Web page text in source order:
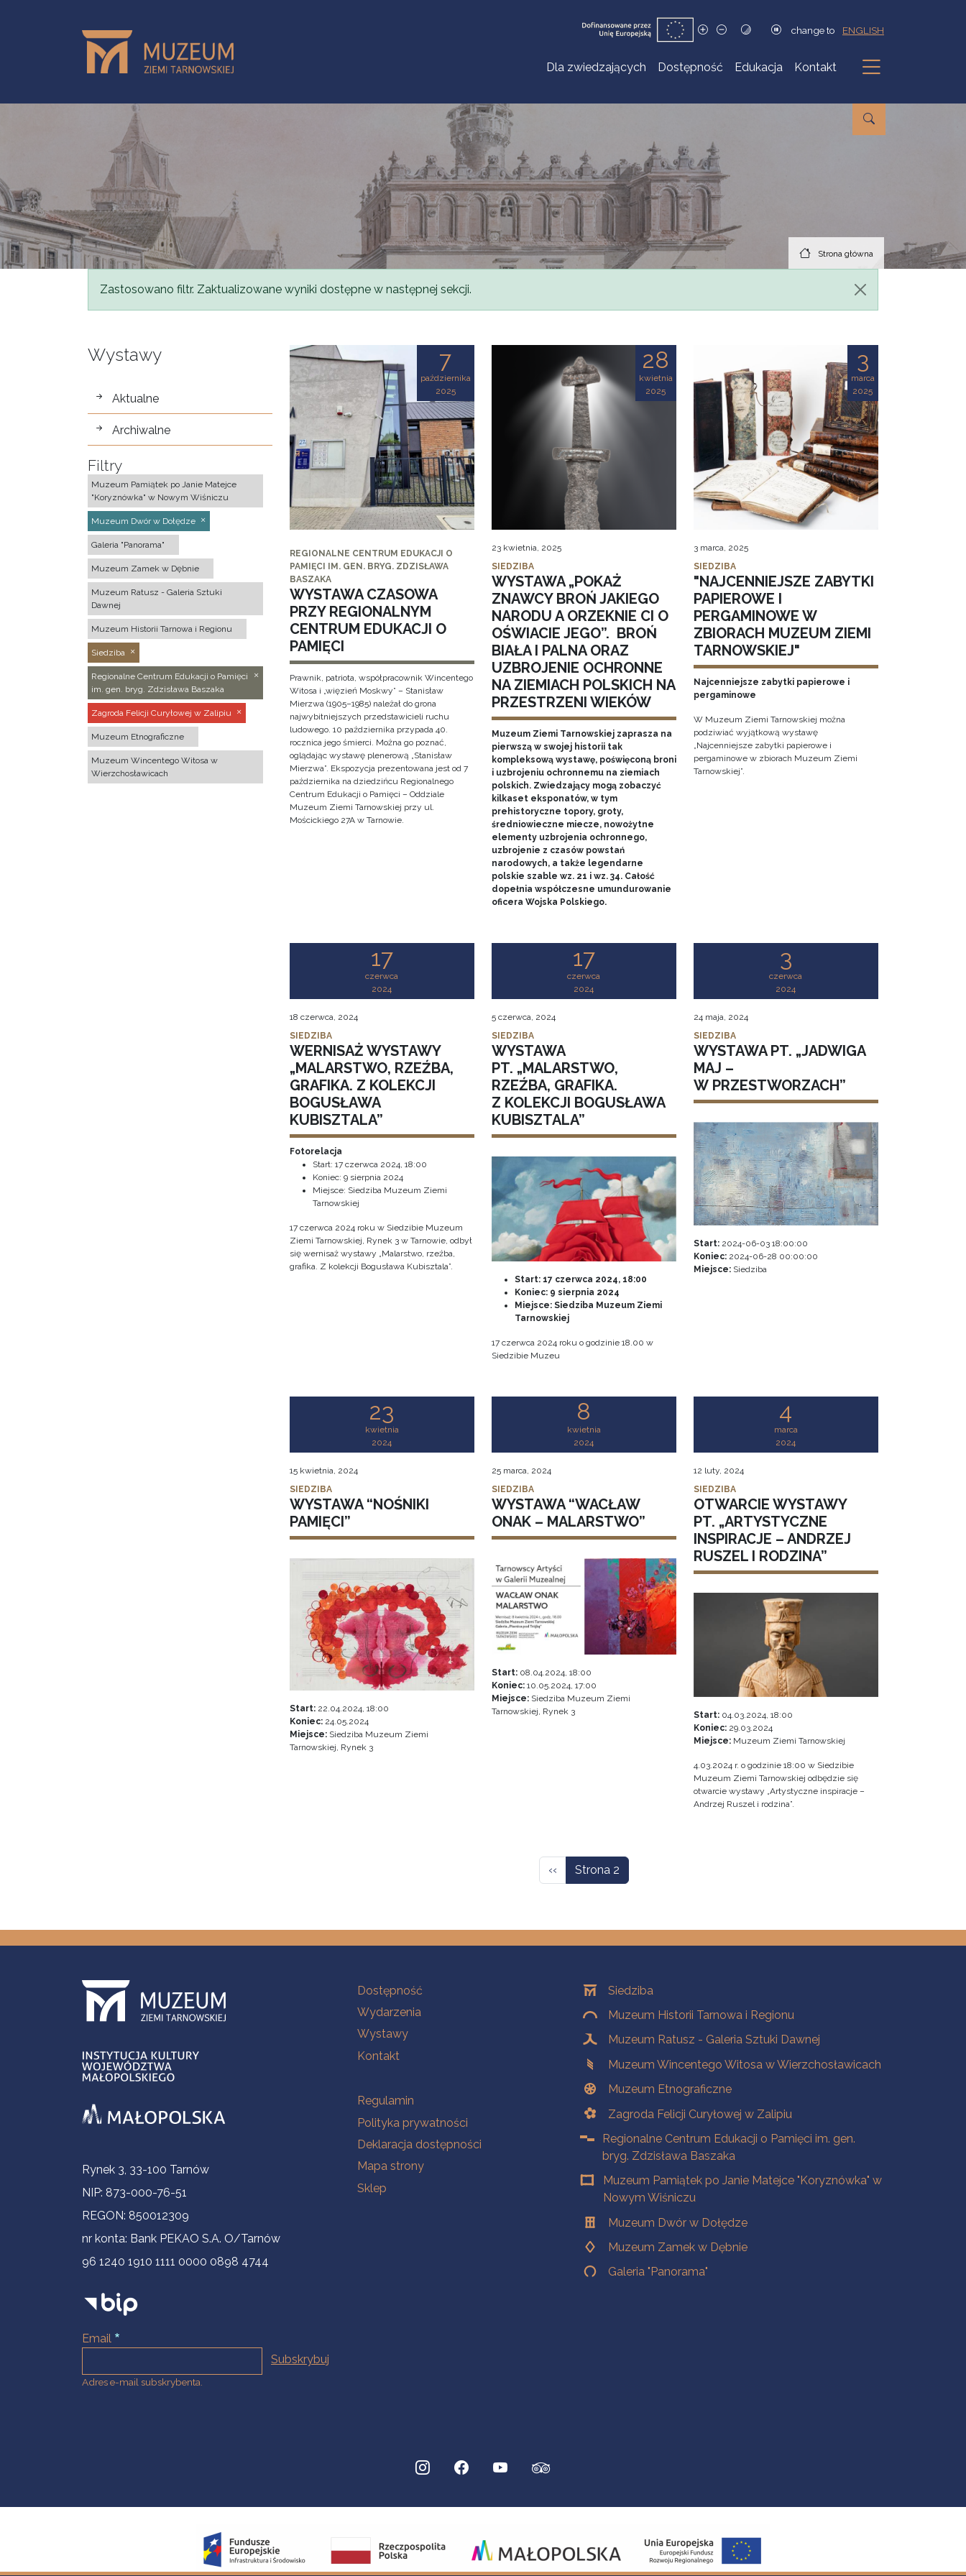
change to ENGLISH
Dla zwiedzających Dostępność Edukacja Kontakt
Podmenu
Strona główna
Komunikat
Zastosowano filtr. Zaktualizowane wyniki dostępne w następnej sekcji.
Wystawy
wystawy
Aktualne
Archiwalne
Filtry
Muzeum Pamiątek po Janie Matejce
"Koryznówka" w Nowym Wiśniczu
Muzeum Dwór w Dołędze
Galeria "Panorama"
Muzeum Zamek w Dębnie
Muzeum Ratusz - Galeria Sztuki
Dawnej
Muzeum Historii Tarnowa i Regionu
Siedziba
Regionalne Centrum Edukacji o Pamięci
im. gen. bryg. Zdzisława Baszaka
Zagroda Felicji Curyłowej w Zalipiu
Muzeum Etnograficzne
Muzeum Wincentego Witosa w
Wierzchosławicach
7
października
2025
REGIONALNE CENTRUM EDUKACJI O
PAMIĘCI IM. GEN. BRYG. ZDZISŁAWA
BASZAKA
WYSTAWA CZASOWA
PRZY REGIONALNYM
CENTRUM EDUKACJI O
PAMIĘCI
Prawnik, patriota, współpracownik Wincentego
Witosa i „więzień Moskwy” – Stanisław
Mierzwa (1905–1985) należał do grona
najwybitniejszych przedstawicieli ruchu
ludowego. 10 października przypada 40.
rocznica jego śmierci. Można go poznać,
oglądając wystawę plenerową „Stanisław
Mierzwa”. Ekspozycja prezentowana jest od 7
października na dziedzińcu Regionalnego
Centrum Edukacji o Pamięci – Oddziale
Muzeum Ziemi Tarnowskiej przy ul.
Mościckiego 27A w Tarnowie.
28
kwietnia
2025
23 kwietnia, 2025
SIEDZIBA
WYSTAWA „POKAŻ
ZNAWCY BROŃ JAKIEGO
NARODU A ORZEKNIE CI O
OŚWIACIE JEGO”. BROŃ
BIAŁA I PALNA ORAZ
UZBROJENIE OCHRONNE
NA ZIEMIACH POLSKICH NA
PRZESTRZENI WIEKÓW
Muzeum Ziemi Tarnowskiej zaprasza na
pierwszą w swojej historii tak
kompleksową wystawę, poświęconą broni
i uzbrojeniu ochronnemu na ziemiach
polskich. Zwiedzający mogą zobaczyć
kilkaset eksponatów, w tym
prehistoryczne topory, groty,
średniowieczne miecze, nowożytne
elementy uzbrojenia ochronnego,
uzbrojenie z czasów powstań
narodowych, a także legendarne
polskie szable wz. 21 i wz. 34. Całość
dopełnia współczesne umundurowanie
oficera Wojska Polskiego.
3
marca
2025
3 marca, 2025
SIEDZIBA
"NAJCENNIEJSZE ZABYTKI
PAPIEROWE I
PERGAMINOWE W
ZBIORACH MUZEUM ZIEMI
TARNOWSKIEJ"
Najcenniejsze zabytki papierowe i
pergaminowe
W Muzeum Ziemi Tarnowskiej można
podziwiać wyjątkową wystawę
„Najcenniejsze zabytki papierowe i
pergaminowe w zbiorach Muzeum Ziemi
Tarnowskiej”.
17
czerwca
2024
18 czerwca, 2024
SIEDZIBA
WERNISAŻ WYSTAWY
„MALARSTWO, RZEŹBA,
GRAFIKA. Z KOLEKCJI
BOGUSŁAWA
KUBISZTALA”
Fotorelacja
Start: 17 czerwca 2024, 18:00
Koniec: 9 sierpnia 2024
Miejsce: Siedziba Muzeum Ziemi
Tarnowskiej
17 czerwca 2024 roku w Siedzibie Muzeum
Ziemi Tarnowskiej, Rynek 3 w Tarnowie, odbył
się wernisaż wystawy „Malarstwo, rzeźba,
grafika. Z kolekcji Bogusława Kubisztala”.
17
czerwca
2024
5 czerwca, 2024
SIEDZIBA
WYSTAWA
PT. „MALARSTWO,
RZEŹBA, GRAFIKA.
Z KOLEKCJI BOGUSŁAWA
KUBISZTALA”
Start: 17 czerwca 2024, 18:00
Koniec: 9 sierpnia 2024
Miejsce: Siedziba Muzeum Ziemi
Tarnowskiej
17 czerwca 2024 roku o godzinie 18.00 w
Siedzibie Muzeu
3
czerwca
2024
24 maja, 2024
SIEDZIBA
WYSTAWA PT. „JADWIGA
MAJ –
W PRZESTWORZACH”
Start:2024-06-03 18:00:00
Koniec:2024-06-28 00:00:00
Miejsce:Siedziba
23
kwietnia
2024
15 kwietnia, 2024
SIEDZIBA
WYSTAWA “NOŚNIKI
PAMIĘCI”
Start: 22.04.2024, 18:00
Koniec: 24.05.2024
Miejsce: Siedziba Muzeum Ziemi
Tarnowskiej, Rynek 3
8
kwietnia
2024
25 marca, 2024
SIEDZIBA
WYSTAWA “WACŁAW
ONAK – MALARSTWO”
Start:08.04.2024, 18:00
Koniec:10.05.2024, 17:00
Miejsce:Siedziba Muzeum Ziemi
Tarnowskiej, Rynek 3
4
marca
2024
12 luty, 2024
SIEDZIBA
OTWARCIE WYSTAWY
PT. „ARTYSTYCZNE
INSPIRACJE – ANDRZEJ
RUSZEL I RODZINA”
Start:04.03.2024, 18:00
Koniec:29.03.2024
Miejsce:Muzeum Ziemi Tarnowskiej
4.03.2024 r. o godzinie 18:00 w Siedzibie
Muzeum Ziemi Tarnowskiej odbędzie się
otwarcie wystawy „Artystyczne inspiracje –
Andrzej Ruszel i rodzina”.
Poprzednia strona
‹‹ Strona 2
Informacje kontaktowe
Rynek 3, 33-100 Tarnów
NIP: 873-000-76-51
REGON: 850012309
nr konta: Bank PEKAO S.A. O/Tarnów
96 1240 1910 1111 0000 0898 4744
Email
Adres e-mail subskrybenta.
Na skróty
Dostępność
Wydarzenia
Wystawy
Kontakt
Na skróty
Regulamin
Polityka prywatności
Deklaracja dostępności
Mapa strony
Sklep
OddziałySiedziba
Muzeum Historii Tarnowa i Regionu
Muzeum Ratusz - Galeria Sztuki Dawnej
Muzeum Wincentego Witosa w Wierzchosławicach
Muzeum Etnograficzne
Zagroda Felicji Curyłowej w Zalipiu
Regionalne Centrum Edukacji o Pamięci im. gen.
bryg. Zdzisława Baszaka
Muzeum Pamiątek po Janie Matejce "Koryznówka" w
Nowym Wiśniczu
Muzeum Dwór w Dołędze
Muzeum Zamek w Dębnie
Galeria "Panorama"